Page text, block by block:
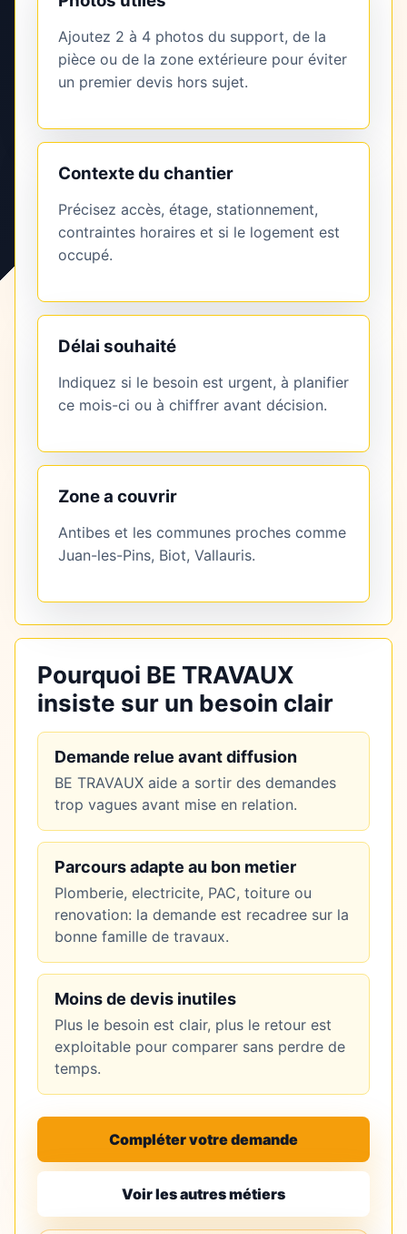
Ajoutez 2 à 4 photos du support, de la
pièce ou de la zone extérieure pour éviter
un premier devis hors sujet.
Contexte du chantier
Précisez accès, étage, stationnement,
contraintes horaires et si le logement est
occupé.
Délai souhaité
Indiquez si le besoin est urgent, à planifier
ce mois-ci ou à chiffrer avant décision.
Zone a couvrir
Antibes et les communes proches comme
Juan-les-Pins, Biot, Vallauris.
Pourquoi BE TRAVAUX
insiste sur un besoin clair
Demande relue avant diffusion
BE TRAVAUX aide a sortir des demandes
trop vagues avant mise en relation.
Parcours adapte au bon metier
Plomberie, electricite, PAC, toiture ou
renovation: la demande est recadree sur la
bonne famille de travaux.
Moins de devis inutiles
Plus le besoin est clair, plus le retour est
exploitable pour comparer sans perdre de
temps.
Compléter votre demande
Voir les autres métiers